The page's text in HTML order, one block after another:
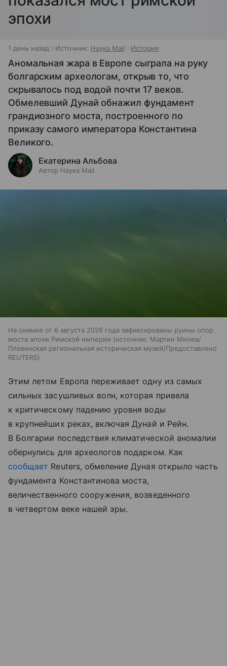
эпохи
1 день назад Источник: Наука Mail История
Аномальная жара в Европе сыграла на руку
болгарским археологам, открыв то, что
скрывалось под водой почти 17 веков.
Обмелевший Дунай обнажил фундамент
грандиозного моста, построенного по
приказу самого императора Константина
Великого.
Екатерина Альбова
Автор Наука Mail
На снимке от 6 августа 2026 года зафиксированы руины опор
моста эпохи Римской империи
источник: Мартин Милев/
Плевенская региональная историческая музей/Предоставлено
REUTERS
Этим летом Европа переживает одну из самых
сильных засушливых волн, которая привела
к критическому падению уровня воды
в крупнейших реках, включая Дунай и Рейн.
В Болгарии последствия климатической аномалии
обернулись для археологов подарком. Как
сообщает Reuters, обмеление Дуная открыло часть
фундамента Константинова моста,
величественного сооружения, возведенного
в четвертом веке нашей эры.